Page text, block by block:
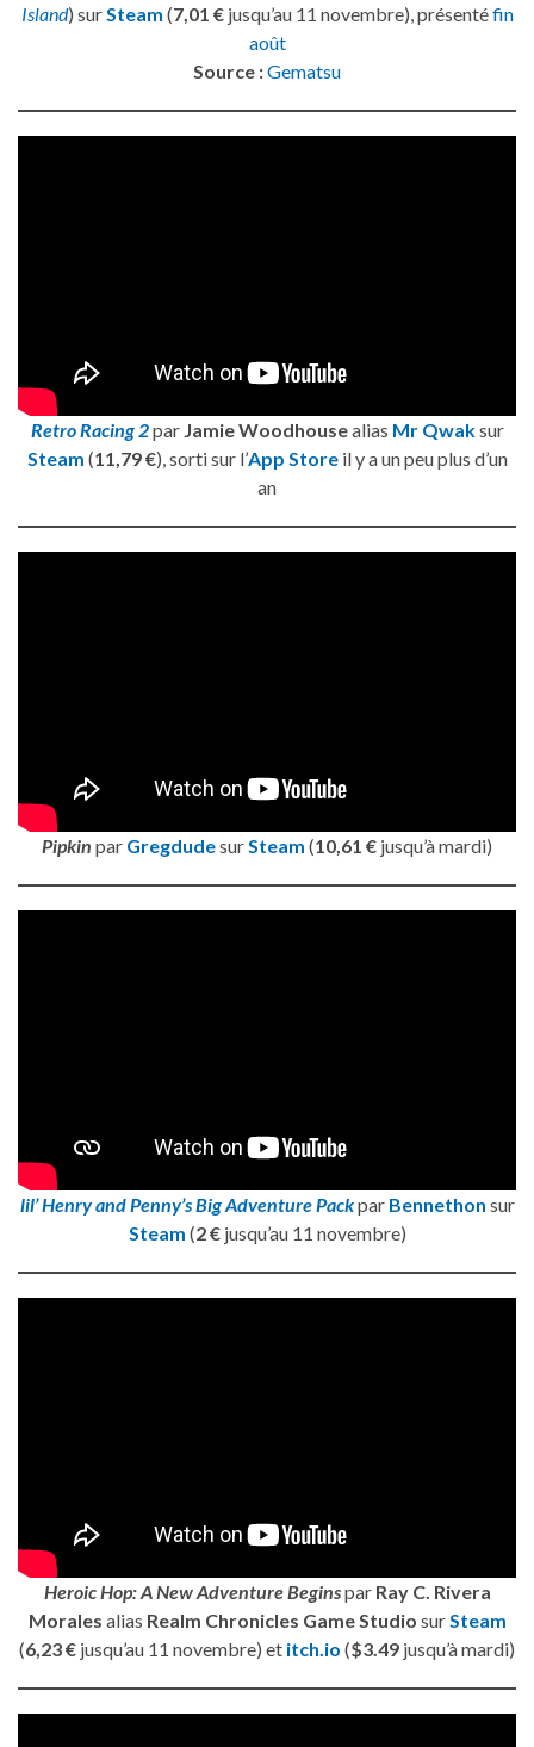
Island) surSteam (7,01 €jusqu’au 11 novembre), présentéfin
août
Source :Gematsu
Retro Racing 2par Jamie Woodhousealias Mr Qwaksur
Steam (11,79 €), sorti sur l’App Storeil y a un peu plus d’un
an
Pipkin par GregdudesurSteam (10,61 € jusqu’à mardi)
lil’ Henry and Penny’s Big Adventure Packpar Bennethon sur
Steam (2 €jusqu’au 11 novembre)
Heroic Hop: A New Adventure Beginspar Ray C. Rivera
Morales alias Realm Chronicles Game Studio surSteam
(6,23 € jusqu’au 11 novembre) et itch.io ($3.49 jusqu’à mardi)